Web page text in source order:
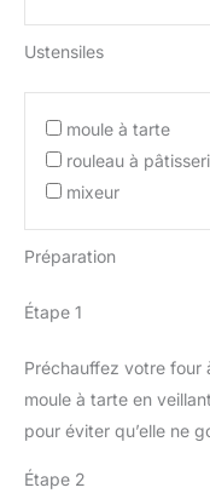
Ustensiles
moule à tarte
rouleau à
mixeur
Préparation
Étape 1
Préchauffez votre four
moule à tarte en
pour éviter qu’elle ne
Étape 2